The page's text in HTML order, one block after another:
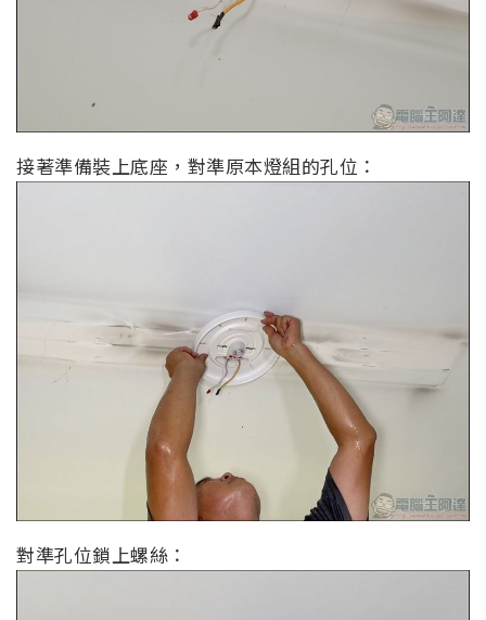
接著準備裝上底座，對準原本燈組的孔位：
對準孔位鎖上螺絲：